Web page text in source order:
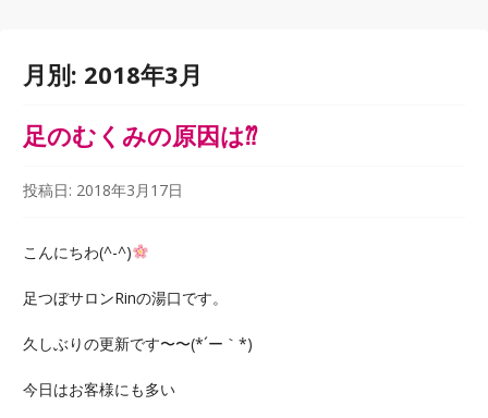
月別: 2018年3月
足のむくみの原因は⁇
投稿日: 2018年3月17日
こんにちわ(^-^)
足つぼサロンRinの湯口です。
久しぶりの更新です〜〜(*´ー｀*)
今日はお客様にも多い